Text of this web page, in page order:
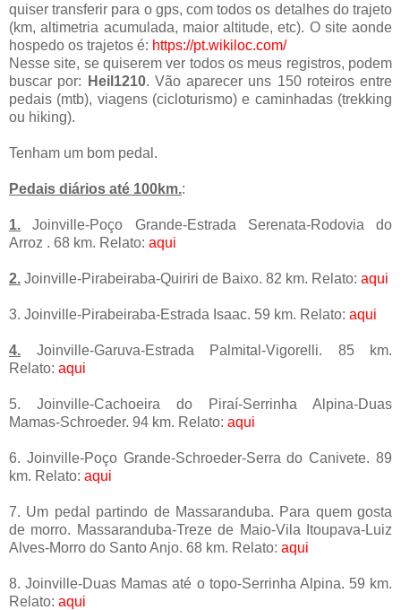
quiser transferir para o gps, com todos os detalhes do trajeto
(km, altimetria acumulada, maior altitude, etc). O site aonde
hospedo os trajetos é: https://pt.wikiloc.com/
Nesse site, se quiserem ver todos os meus registros, podem
buscar por:
Heil1210. Vão aparecer uns 150 roteiros entre
pedais (mtb), viagens (cicloturismo) e caminhadas (trekking
ou hiking).
Tenham um bom pedal.
Pedais diários até 100km.:
1. Joinville-Poço Grande-Estrada Serenata-Rodovia do
Arroz . 68 km. Relato: aqui
2. Joinville-Pirabeiraba-Quiriri de Baixo. 82 km. Relato: aqui
3. Joinville-Pirabeiraba-Estrada Isaac. 59 km. Relato: aqui
4. Joinville-Garuva-Estrada Palmital-Vigorelli. 85 km.
Relato: aqui
5. Joinville-Cachoeira do Piraí-Serrinha Alpina-Duas
Mamas-Schroeder. 94 km. Relato: aqui
6. Joinville-Poço Grande-Schroeder-Serra do Canivete. 89
km. Relato: aqui
7. Um pedal partindo de Massaranduba. Para quem gosta
de morro. Massaranduba-Treze de Maio-Vila Itoupava-Luiz
Alves-Morro do Santo Anjo. 68 km. Relato: aqui
8. Joinville-Duas Mamas até o topo-Serrinha Alpina. 59 km.
Relato: aqui